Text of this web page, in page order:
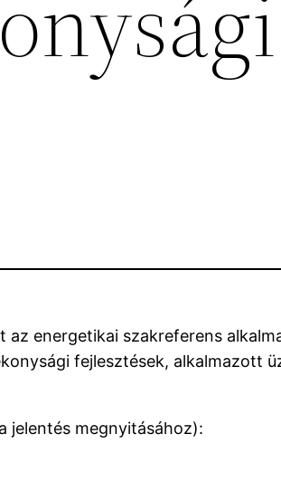
energetikai szakreferens
fejlesztések, alkalmazott
jelentés megnyitásához):